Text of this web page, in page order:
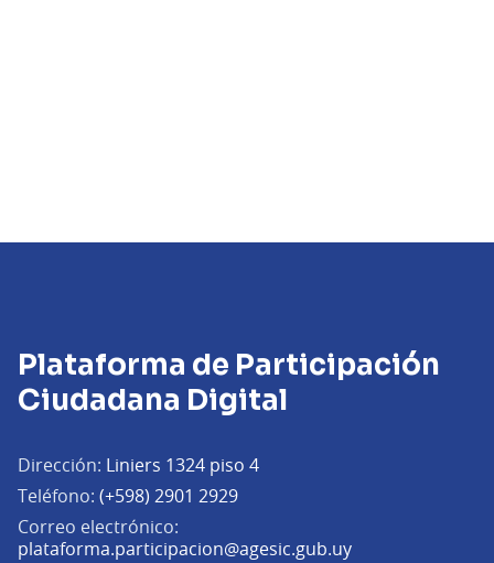
Plataforma de Participación
Ciudadana Digital
Dirección: Liniers 1324 piso 4
Teléfono: (+598) 2901 2929
Correo electrónico:
plataforma.participacion@agesic.gub.uy(Abrir en una